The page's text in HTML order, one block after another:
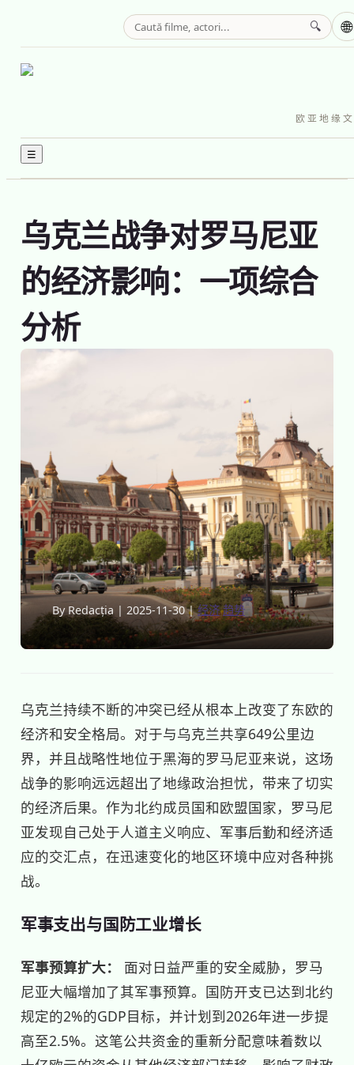
欧亚地缘
☰
🔍 🌐
乌克兰战争对罗马尼亚
的经济影响：一项综合
分析
By Redacția| 2025-11-30|经济 趋势
乌克兰持续不断的冲突已经从根本上改变了东欧的
经济和安全格局。对于与乌克兰共享649公里边
界，并且战略性地位于黑海的罗马尼亚来说，这场
战争的影响远远超出了地缘政治担忧，带来了切实
的经济后果。作为北约成员国和欧盟国家，罗马尼
亚发现自己处于人道主义响应、军事后勤和经济适
应的交汇点，在迅速变化的地区环境中应对各种挑
战。
军事支出与国防工业增长
军事预算扩大：
面对日益严重的安全威胁，罗马
尼亚大幅增加了其军事预算。国防开支已达到北约
规定的2%的GDP目标，并计划到2026年进一步提
高至2.5%。这笔公共资金的重新分配意味着数以